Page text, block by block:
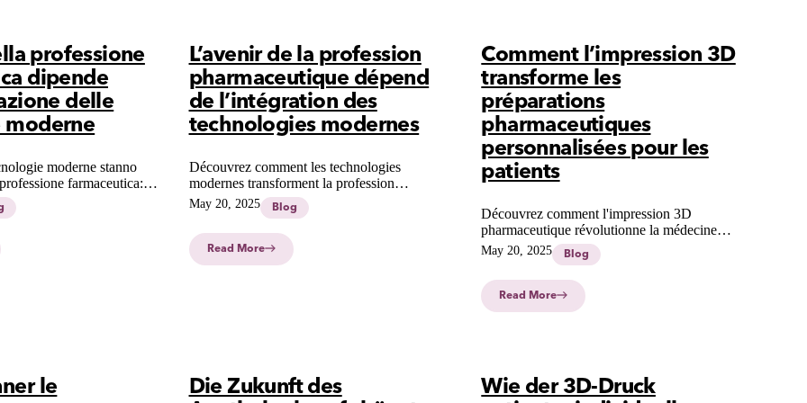
professione
dipende
delle
moderne
moderne stanno
farmaceutica:
contro burnout e carenza
futuro più sostenibile.
L’avenir de la profession
pharmaceutique dépend
de l’intégration des
technologies modernes
Découvrez comment les technologies
modernes transforment la profession
pharmaceutique face aux pénuries de
personnel. Une évolution nécessaire pour
recentrer les pharmaciens sur l'essentiel : les
soins aux patients.
May 20, 2025 Blog
Read More
Comment l’impression 3D
transforme les
préparations
pharmaceutiques
personnalisées pour les
patients
Découvrez comment l'impression 3D
pharmaceutique révolutionne la médecine
personnalisée avec une précision inégalée,
offrant aux patients des traitements sur mesure
plus sûrs et efficaces.
May 20, 2025 Blog
Read More
le
Die Zukunft des
Wie der 3D-Druck